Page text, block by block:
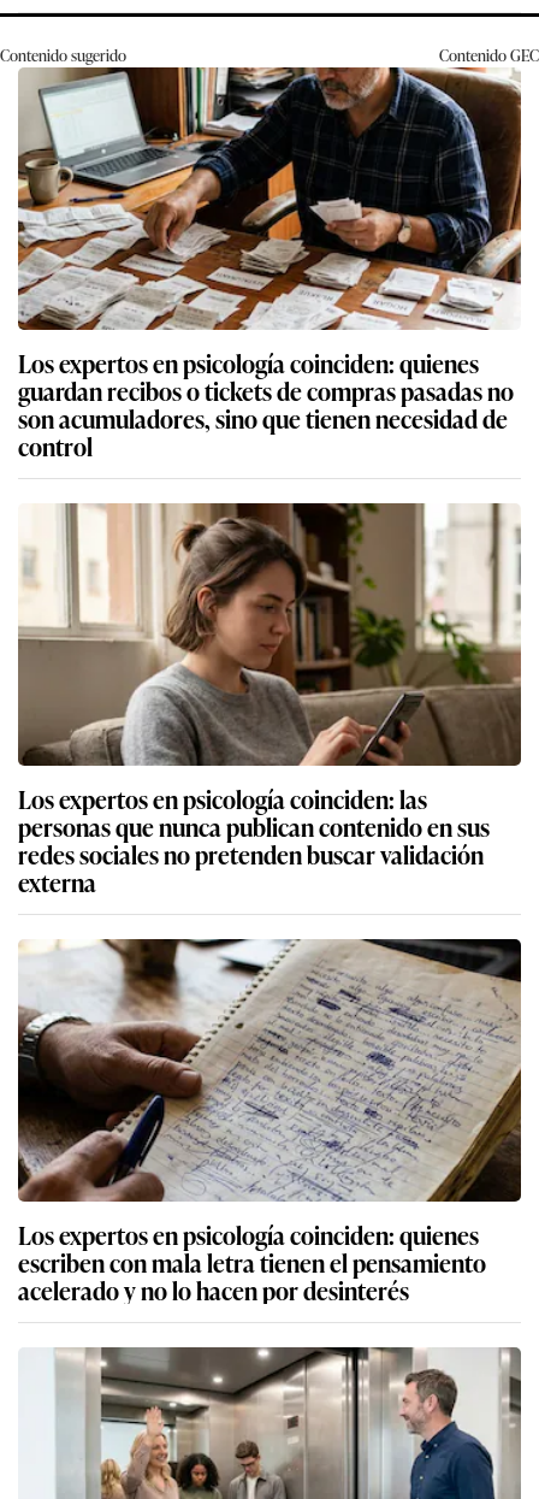
Contenido sugerido ContenidoGEC
Los expertos en psicología coinciden: quienes
guardan recibos o tickets de compras pasadas no
son acumuladores, sino que tienen necesidad de
control
Los expertos en psicología coinciden: las
personas que nunca publican contenido en sus
redes sociales no pretenden buscar validación
externa
Los expertos en psicología coinciden: quienes
escriben con mala letra tienen el pensamiento
acelerado y no lo hacen por desinterés